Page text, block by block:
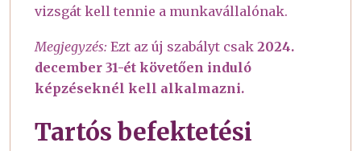
vizsgát kell tennie a munkavállalónak.
Megjegyzés: Ezt az új szabályt csak 2024.
december 31-ét követően induló
képzéseknél kell alkalmazni.
Tartós befektetési